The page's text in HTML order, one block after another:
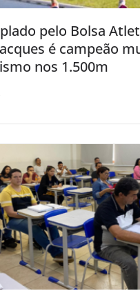
pelo Bolsa
é campeão
nos 1.500m